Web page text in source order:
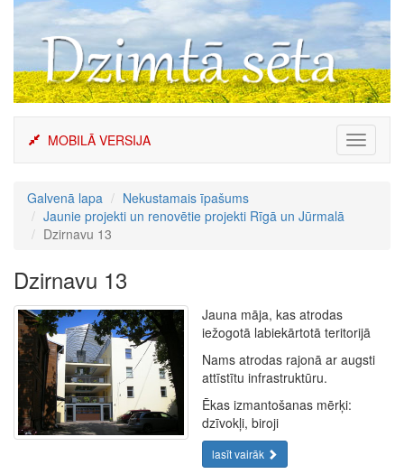
Skip
content
Toggle
MOBILĀ VERSIJA
Galvenā lapa
Nekustamais īpašums
Jaunie projekti un renovētie projekti Rīgā un Jūrmalā
Dzirnavu 13
Dzirnavu 13
Jauna māja, kas atrodas
iežogotā labiekārtotā teritorijā
Nams atrodas rajonā ar augsti
attīstītu infrastruktūru.
Ēkas izmantošanas mērķi:
dzīvokļi, biroji
lasīt vairāk